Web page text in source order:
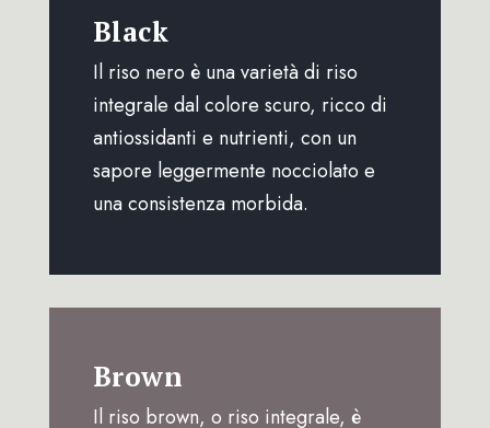
Black
Il riso nero è una varietà di riso
integrale dal colore scuro, ricco di
antiossidanti e nutrienti, con un
sapore leggermente nocciolato e
una consistenza morbida.
Brown
Il riso brown, o riso integrale, è